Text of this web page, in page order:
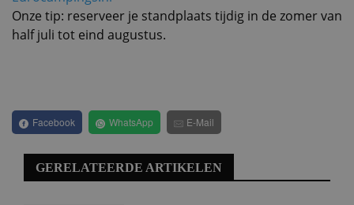
Onze tip: reserveer je standplaats tijdig in de zomer van
half juli tot eind augustus.
Facebook WhatsApp E-Mail
GERELATEERDE ARTIKELEN